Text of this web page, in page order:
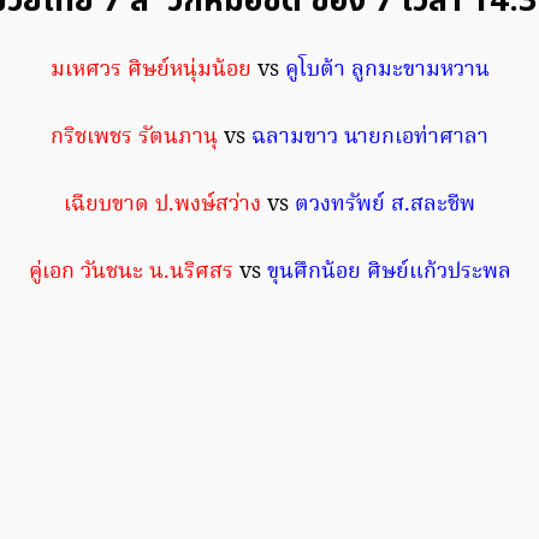
มเหศวร ศิษย์หนุ่มน้อย vs คูโบต้า ลูกมะขามหวาน
กริชเพชร รัตนภานุvs ฉลามขาว นายกเอท่าศาลา
เฉียบขาด ป.พงษ์สว่าง vs ตวงทรัพย์ ส.สละชีพ
คู่เอก วันชนะ น.นริศสร vsขุนศึกน้อย ศิษย์แก้วประพล